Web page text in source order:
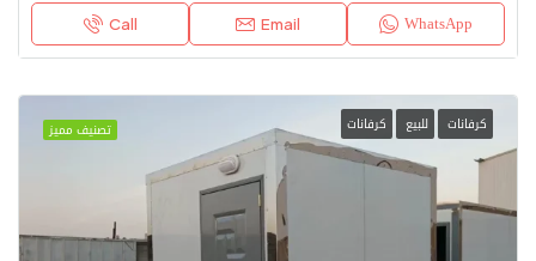
Call Email WhatsApp
تصنيف مميز كرفانات للبيع كرفانات